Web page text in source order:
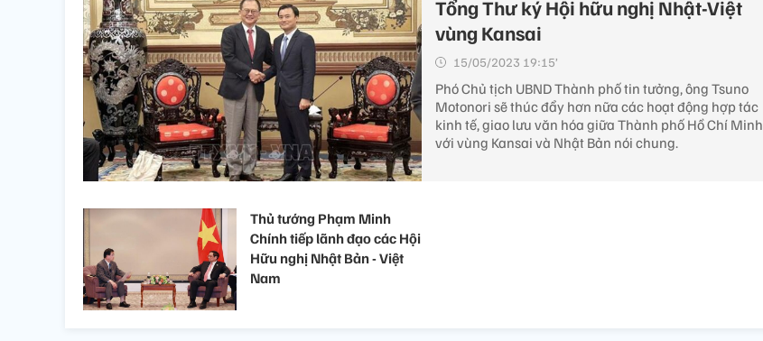
Tổng Thư ký Hội hữu nghị Nhật-Việt
vùng Kansai
15/05/2023 19:15’
Phó Chủ tịch UBND Thành phố tin tưởng, ông Tsuno
Motonori sẽ thúc đẩy hơn nữa các hoạt động hợp tác
kinh tế, giao lưu văn hóa giữa Thành phố Hồ Chí Minh
với vùng Kansai và Nhật Bản nói chung.
Thủ tướng Phạm Minh
Chính tiếp lãnh đạo các Hội
Hữu nghị Nhật Bản - Việt
Nam